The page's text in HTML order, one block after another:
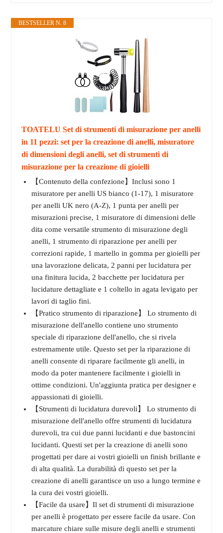
BESTSELLER N. 8
TOATELU Set di strumenti di misurazione per anelli
in 11 pezzi: set per la creazione di anelli, misuratore
di dimensioni degli anelli, set di strumenti di
misurazione per la creazione di gioielli
【Contenuto della confezione】Inclusi sono 1
misuratore per anelli US bianco (1-17), 1 misuratore
per anelli UK nero (A-Z), 1 punta per anelli per
misurazioni precise, 1 misuratore di dimensioni delle
dita come versatile strumento di misurazione degli
anelli, 1 strumento di riparazione per anelli per
correzioni rapide, 1 martello in gomma per gioielli per
una lavorazione delicata, 2 panni per lucidatura per
una finitura lucida, 2 bacchette per lucidatura per
lucidature dettagliate e 1 coltello in agata levigato per
lavori di taglio fini.
【Pratico strumento di riparazione】 Lo strumento di
misurazione dell'anello contiene uno strumento
speciale di riparazione dell'anello, che si rivela
estremamente utile. Questo set per la riparazione di
anelli consente di riparare facilmente gli anelli, in
modo da poter mantenere facilmente i gioielli in
ottime condizioni. Un'aggiunta pratica per designer e
appassionati di gioielli.
【Strumenti di lucidatura durevoli】 Lo strumento di
misurazione dell'anello offre strumenti di lucidatura
durevoli, tra cui due panni lucidanti e due bastoncini
lucidanti. Questi set per la creazione di anelli sono
progettati per dare ai vostri gioielli un finish brillante e
di alta qualità. La durabilità di questo set per la
creazione di anelli garantisce un uso a lungo termine e
la cura dei vostri gioielli.
【Facile da usare】Il set di strumenti di misurazione
per anelli è progettato per essere facile da usare. Con
marcature chiare sulle misure degli anelli e strumenti